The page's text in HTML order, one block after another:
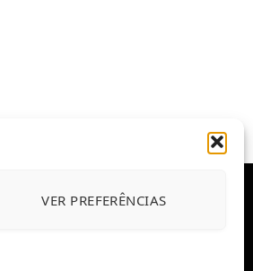
VER PREFERÊNCIAS